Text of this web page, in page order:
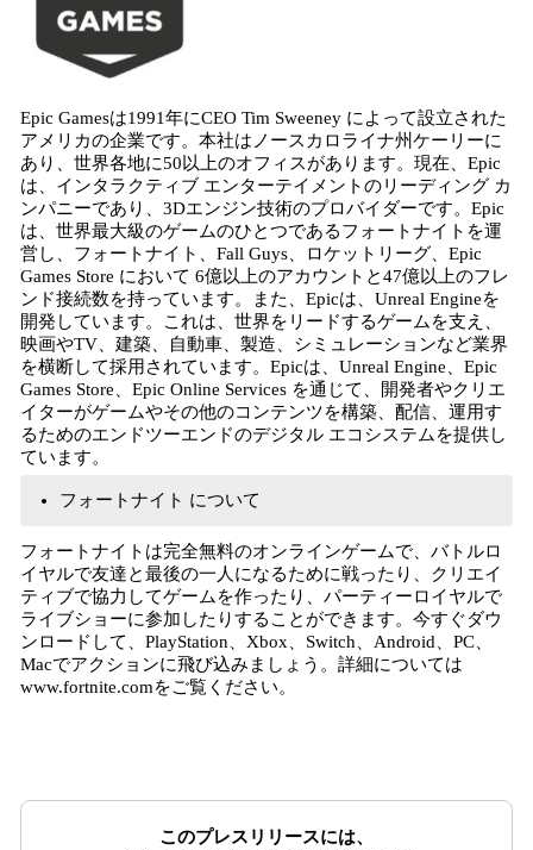
Epic Gamesは1991年にCEO Tim Sweeney によって設立された
アメリカの企業です。本社はノースカロライナ州ケーリーに
あり、世界各地に50以上のオフィスがあります。現在、Epic
は、インタラクティブ エンターテイメントのリーディング カ
ンパニーであり、3Dエンジン技術のプロバイダーです。Epic
は、世界最大級のゲームのひとつであるフォートナイトを運
営し、フォートナイト、Fall Guys、ロケットリーグ、Epic
Games Store において 6億以上のアカウントと47億以上のフレ
ンド接続数を持っています。また、Epicは、Unreal Engineを
開発しています。これは、世界をリードするゲームを支え、
映画やTV、建築、自動車、製造、シミュレーションなど業界
を横断して採用されています。Epicは、Unreal Engine、Epic
Games Store、Epic Online Services を通じて、開発者やクリエ
イターがゲームやその他のコンテンツを構築、配信、運用す
るためのエンドツーエンドのデジタル エコシステムを提供し
ています。
フォートナイト について
フォートナイトは完全無料のオンラインゲームで、バトルロ
イヤルで友達と最後の一人になるために戦ったり、クリエイ
ティブで協力してゲームを作ったり、パーティーロイヤルで
ライブショーに参加したりすることができます。今すぐダウ
ンロードして、PlayStation、Xbox、Switch、Android、PC、
Macでアクションに飛び込みましょう。詳細については
www.fortnite.comをご覧ください。
このプレスリリースには、